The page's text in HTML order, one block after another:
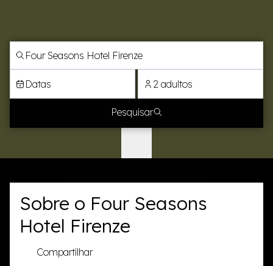
Datas 2 adultos
Pesquisar
Sobre o Four Seasons
Hotel Firenze
Compartilhar